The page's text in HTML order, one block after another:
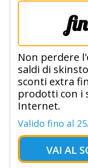
Non perdere
saldi di
sconti extra
prodotti con i
Internet.
Valido fino al
VAI AL